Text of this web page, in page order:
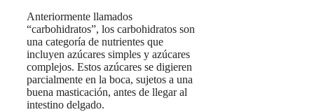
Anteriormente llamados
“carbohidratos”, los carbohidratos son
una categoría de nutrientes que
incluyen azúcares simples y azúcares
complejos. Estos azúcares se digieren
parcialmente en la boca, sujetos a una
buena masticación, antes de llegar al
intestino delgado.